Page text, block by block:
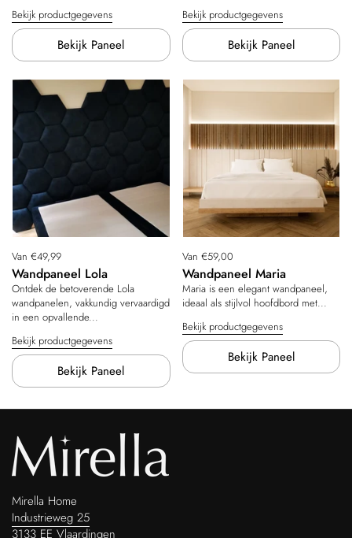
Bekijk productgegevens
Bekijk Paneel
Bekijk productgegevens
Bekijk Paneel
Prijs:
Van €49,99
Wandpaneel Lola
Ontdek de betoverende Lola
wandpanelen, vakkundig vervaardigd
in een opvallende...
Bekijk productgegevens
Bekijk Paneel
Prijs:
Van €59,00
Wandpaneel Maria
Maria is een elegant wandpaneel,
ideaal als stijlvol hoofdbord met...
Bekijk productgegevens
Bekijk Paneel
Mirella Home
Industrieweg 25
3133 EE Vlaardingen